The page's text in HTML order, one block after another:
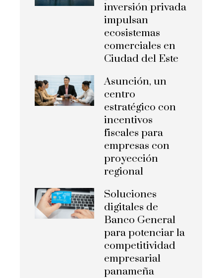
inversión privada
impulsan
ecosistemas
comerciales en
Ciudad del Este
Asunción, un
centro
estratégico con
incentivos
fiscales para
empresas con
proyección
regional
Soluciones
digitales de
Banco General
para potenciar la
competitividad
empresarial
panameña